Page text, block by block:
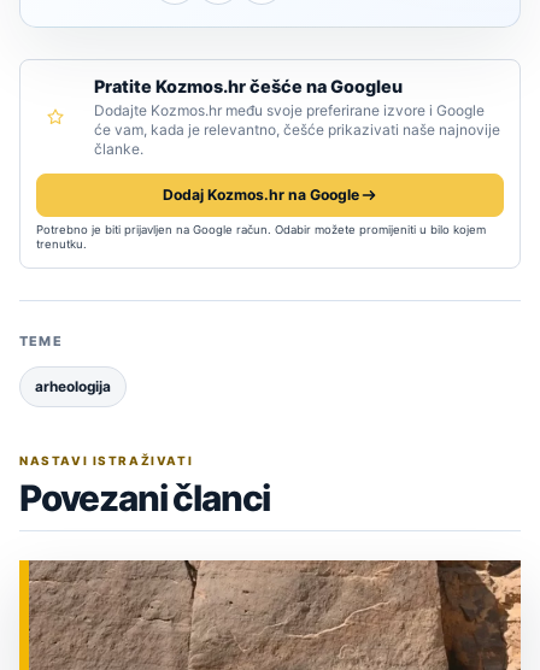
Pratite Kozmos.hr češće na Googleu
Dodajte Kozmos.hr među svoje preferirane izvore i Google
će vam, kada je relevantno, češće prikazivati naše najnovije
članke.
Dodaj Kozmos.hr na Google
Potrebno je biti prijavljen na Google račun. Odabir možete promijeniti u bilo kojem
trenutku.
TEME
arheologija
NASTAVI ISTRAŽIVATI
Povezani članci